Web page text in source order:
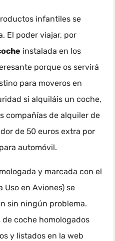
infantiles se
El poder viajar, por
instalada en los
porque os servirá
para moveros en
si alquiláis un coche,
compañías de alquiler de
de 50 euros extra por
automóvil.
y marcada con el
Uso en Aviones) se
sin ningún problema.
de coche homologados
y listados en la web